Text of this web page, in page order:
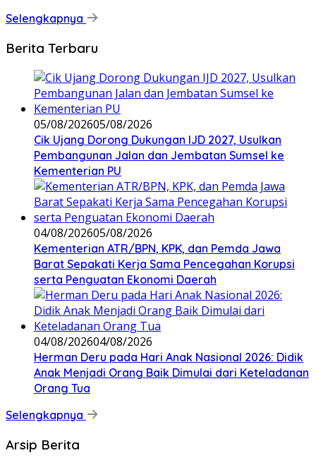
Selengkapnya
Berita Terbaru
05/08/202605/08/2026
Cik Ujang Dorong Dukungan IJD 2027, Usulkan
Pembangunan Jalan dan Jembatan Sumsel ke
Kementerian PU
04/08/202605/08/2026
Kementerian ATR/BPN, KPK, dan Pemda Jawa
Barat Sepakati Kerja Sama Pencegahan Korupsi
serta Penguatan Ekonomi Daerah
04/08/202604/08/2026
Herman Deru pada Hari Anak Nasional 2026: Didik
Anak Menjadi Orang Baik Dimulai dari Keteladanan
Orang Tua
Selengkapnya
Arsip Berita